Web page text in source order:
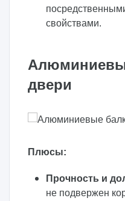
свойствами.
двери
Плюсы:
Прочность и
не подвержен